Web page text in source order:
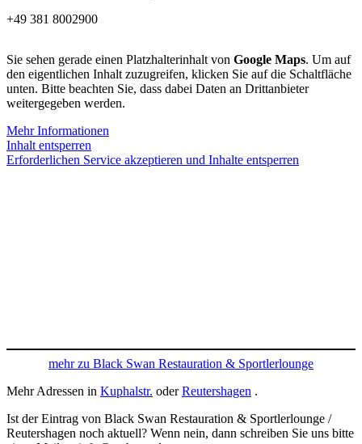
+49 381 8002900
Sie sehen gerade einen Platzhalterinhalt von Google Maps. Um auf
den eigentlichen Inhalt zuzugreifen, klicken Sie auf die Schaltfläche
unten. Bitte beachten Sie, dass dabei Daten an Drittanbieter
weitergegeben werden.
Mehr Informationen
Inhalt entsperren
Erforderlichen Service akzeptieren und Inhalte entsperren
mehr zu Black Swan Restauration & Sportlerlounge
Mehr Adressen in Kuphalstr. oderReutershagen .
Ist der Eintrag von Black Swan Restauration & Sportlerlounge /
Reutershagen noch aktuell? Wenn nein, dann schreiben Sie uns bitte